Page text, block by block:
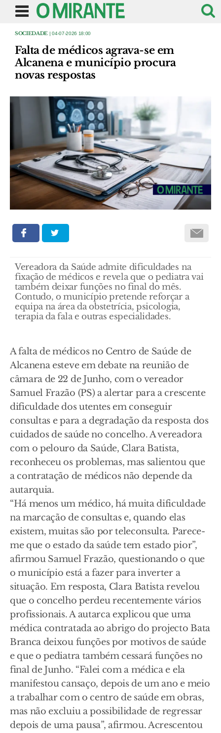
SOCIEDADE | 04-07-2026 18:00
Falta de médicos agrava-se em
Alcanena e município procura
novas respostas
Vereadora da Saúde admite dificuldades na
fixação de médicos e revela que o pediatra vai
também deixar funções no final do mês.
Contudo, o município pretende reforçar a
equipa na área da obstetrícia, psicologia,
terapia da fala e outras especialidades.
A falta de médicos no Centro de Saúde de
Alcanena esteve em debate na reunião de
câmara de 22 de Junho, com o vereador
Samuel Frazão (PS) a alertar para a crescente
dificuldade dos utentes em conseguir
consultas e para a degradação da resposta dos
cuidados de saúde no concelho. A vereadora
com o pelouro da Saúde, Clara Batista,
reconheceu os problemas, mas salientou que
a contratação de médicos não depende da
autarquia.
“Há menos um médico, há muita dificuldade
na marcação de consultas e, quando elas
existem, muitas são por teleconsulta. Parece-
me que o estado da saúde tem estado pior”,
afirmou Samuel Frazão, questionando o que
o município está a fazer para inverter a
situação. Em resposta, Clara Batista revelou
que o concelho perdeu recentemente vários
profissionais. A autarca explicou que uma
médica contratada ao abrigo do projecto Bata
Branca deixou funções por motivos de saúde
e que o pediatra também cessará funções no
final de Junho. “Falei com a médica e ela
manifestou cansaço, depois de um ano e meio
a trabalhar com o centro de saúde em obras,
mas não excluiu a possibilidade de regressar
depois de uma pausa”, afirmou. Acrescentou